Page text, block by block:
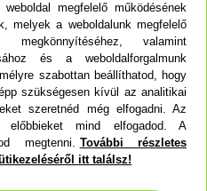
a hozzád legközelebb eső
megfelelő működésének
melyek a weboldalunk megfelelő
megkönnyítéséhez, valamint
és a weboldalforgalmunk
szabottan beállíthatod, hogy
szükségesen kívül az analitikai
szeretnéd még elfogadni. Az
előbbieket mind elfogadod. A
megtenni. További részletes
itt találsz!